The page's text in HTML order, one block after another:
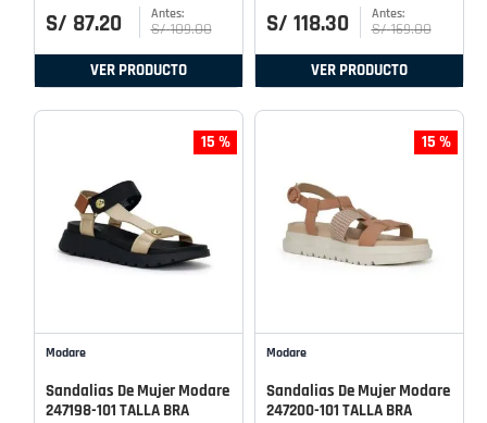
S/ 87.20 S/ 109.00
VER PRODUCTO
S/ 118.30 S/ 169.00
VER PRODUCTO
15 %
Modare
Sandalias De Mujer Modare
247198-101 TALLA BRA
15 %
Modare
Sandalias De Mujer Modare
247200-101 TALLA BRA